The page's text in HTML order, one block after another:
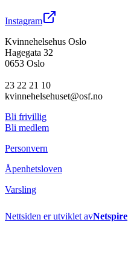
Instagram
Kvinnehelsehus Oslo
Hagegata 32
0653 Oslo
23 22 21 10
kvinnehelsehuset@osf.no
Bli frivillig
Bli medlem
Personvern
Åpenhetsloven
Varsling
Nettsiden er utviklet avNetspire